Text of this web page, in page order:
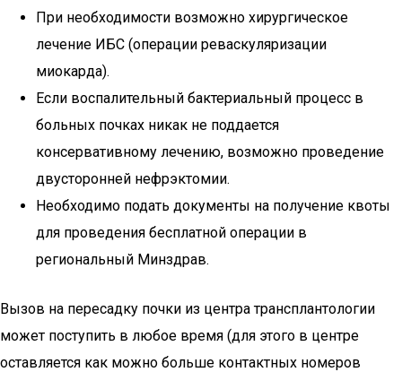
При необходимости возможно хирургическое
лечение ИБС (операции реваскуляризации
миокарда).
Если воспалительный бактериальный процесс в
больных почках никак не поддается
консервативному лечению, возможно проведение
двусторонней нефрэктомии.
Необходимо подать документы на получение квоты
для проведения бесплатной операции в
региональный Минздрав.
Вызов на пересадку почки из центра трансплантологии
может поступить в любое время (для этого в центре
оставляется как можно больше контактных номеров